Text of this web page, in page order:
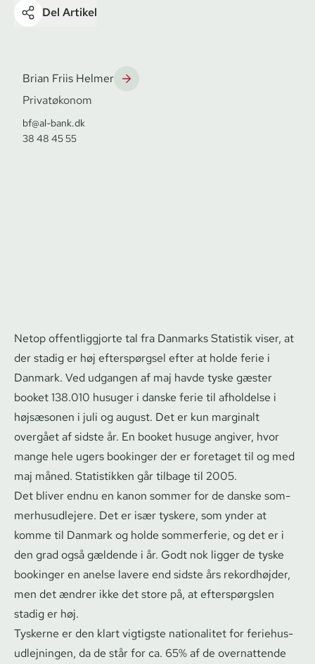
Del Artikel
Brian Friis Helmer
Privatøkonom
bf@al-bank.dk
38 48 45 55
Netop of­fent­lig­gjor­te tal fra Danmarks Statistik viser, at
der stadig er høj efterspørgsel efter at holde ferie i
Danmark. Ved udgangen af maj havde tyske gæster
booket 138.010 husuger i danske ferie til afholdelse i
højsæsonen i juli og august. Det er kun marginalt
overgået af sidste år. En booket husuge angiver, hvor
mange hele ugers bookinger der er foretaget til og med
maj måned. Statistikken går tilbage til 2005.
Det bliver endnu en kanon sommer for de danske som­
mer­hus­ud­le­je­re. Det er især tyskere, som ynder at
komme til Danmark og holde sommerferie, og det er i
den grad også gældende i år. Godt nok ligger de tyske
bookinger en anelse lavere end sidste års rekordhøjder,
men det ændrer ikke det store på, at efterspørgslen
stadig er høj.
Tyskerne er den klart vigtigste nationalitet for fe­ri­e­hus­
ud­lej­nin­gen, da de står for ca. 65% af de overnattende